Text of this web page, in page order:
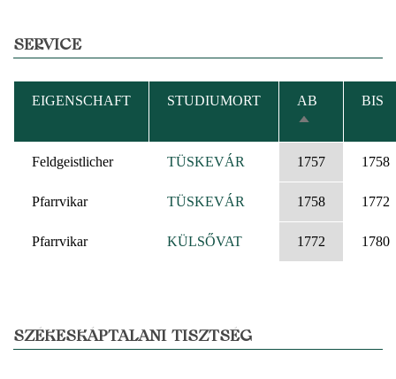
SERVICE
EIGENSCHAFT STUDIUMORT
AB
ABSTEIGEND
SORTIEREN
BIS
Feldgeistlicher TÜSKEVÁR 1757 1758
Pfarrvikar TÜSKEVÁR 1758 1772
Pfarrvikar KÜLSŐVAT 1772 1780
SZÉKESKÁPTALANI TISZTSÉG